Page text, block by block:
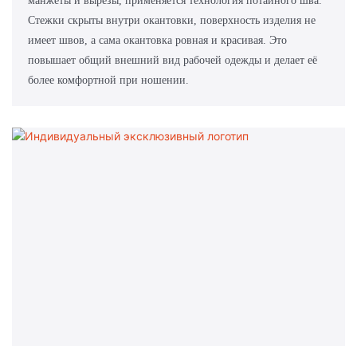
Стежки скрыты внутри окантовки, поверхность изделия не
имеет швов, а сама окантовка ровная и красивая. Это
повышает общий внешний вид рабочей одежды и делает её
более комфортной при ношении.